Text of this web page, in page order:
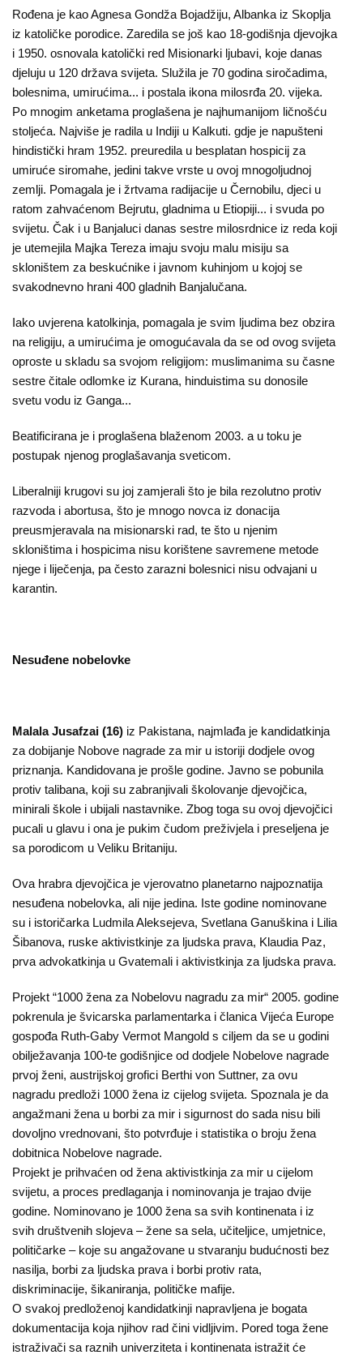
Rođena je kao Agnesa Gondža Bojadžiju, Albanka iz Skoplja
iz katoličke porodice. Zaredila se još kao 18-godišnja djevojka
i 1950. osnovala katolički red Misionarki ljubavi, koje danas
djeluju u 120 država svijeta. Služila je 70 godina siročadima,
bolesnima, umirućima... i postala ikona milosrđa 20. vijeka.
Po mnogim anketama proglašena je najhumanijom ličnošću
stoljeća. Najviše je radila u Indiji u Kalkuti. gdje je napušteni
hindistički hram 1952. preuredila u besplatan hospicij za
umiruće siromahe, jedini takve vrste u ovoj mnogoljudnoj
zemlji. Pomagala je i žrtvama radijacije u Černobilu, djeci u
ratom zahvaćenom Bejrutu, gladnima u Etiopiji... i svuda po
svijetu. Čak i u Banjaluci danas sestre milosrdnice iz reda koji
je utemejila Majka Tereza imaju svoju malu misiju sa
skloništem za beskućnike i javnom kuhinjom u kojoj se
svakodnevno hrani 400 gladnih Banjalučana.
Iako uvjerena katolkinja, pomagala je svim ljudima bez obzira
na religiju, a umirućima je omogućavala da se od ovog svijeta
oproste u skladu sa svojom religijom: muslimanima su časne
sestre čitale odlomke iz Kurana, hinduistima su donosile
svetu vodu iz Ganga...
Beatificirana je i proglašena blaženom 2003. a u toku je
postupak njenog proglašavanja sveticom.
Liberalniji krugovi su joj zamjerali što je bila rezolutno protiv
razvoda i abortusa, što je mnogo novca iz donacija
preusmjeravala na misionarski rad, te što u njenim
skloništima i hospicima nisu korištene savremene metode
njege i liječenja, pa često zarazni bolesnici nisu odvajani u
karantin.
Nesuđene nobelovke
Malala Jusafzai (16) iz Pakistana, najmlađa je kandidatkinja
za dobijanje Nobove nagrade za mir u istoriji dodjele ovog
priznanja. Kandidovana je prošle godine. Javno se pobunila
protiv talibana, koji su zabranjivali školovanje djevojčica,
minirali škole i ubijali nastavnike. Zbog toga su ovoj djevojčici
pucali u glavu i ona je pukim čudom preživjela i preseljena je
sa porodicom u Veliku Britaniju.
Ova hrabra djevojčica je vjerovatno planetarno najpoznatija
nesuđena nobelovka, ali nije jedina. Iste godine nominovane
su i istoričarka Ludmila Aleksejeva, Svetlana Ganuškina i Lilia
Šibanova, ruske aktivistkinje za ljudska prava, Klaudia Paz,
prva advokatkinja u Gvatemali i aktivistkinja za ljudska prava.
Projekt “1000 žena za Nobelovu nagradu za mir“ 2005. godine
pokrenula je švicarska parlamentarka i članica Vijeća Europe
gospođa Ruth-Gaby Vermot Mangold s ciljem da se u godini
obilježavanja 100-te godišnjice od dodjele Nobelove nagrade
prvoj ženi, austrijskoj grofici Berthi von Suttner, za ovu
nagradu predloži 1000 žena iz cijelog svijeta. Spoznala je da
angažmani žena u borbi za mir i sigurnost do sada nisu bili
dovoljno vrednovani, što potvrđuje i statistika o broju žena
dobitnica Nobelove nagrade.
Projekt je prihvaćen od žena aktivistkinja za mir u cijelom
svijetu, a proces predlaganja i nominovanja je trajao dvije
godine. Nominovano je 1000 žena sa svih kontinenata i iz
svih društvenih slojeva – žene sa sela, učiteljice, umjetnice,
političarke – koje su angažovane u stvaranju budućnosti bez
nasilja, borbi za ljudska prava i borbi protiv rata,
diskriminacije, šikaniranja, političke mafije.
O svakoj predloženoj kandidatkinji napravljena je bogata
dokumentacija koja njihov rad čini vidljivim. Pored toga žene
istraživači sa raznih univerziteta i kontinenata istražit će